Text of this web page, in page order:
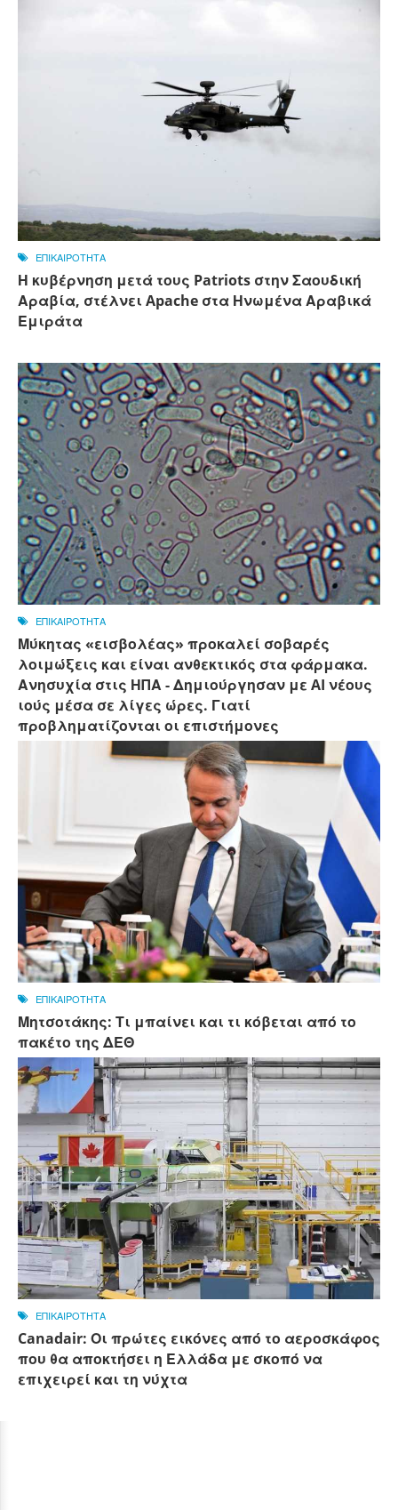
ΕΠΙΚΑΙΡΟΤΗΤΑ
Η κυβέρνηση μετά τους Patriots στην Σαουδική
Αραβία, στέλνει Apache στα Ηνωμένα Αραβικά
Εμιράτα
ΕΠΙΚΑΙΡΟΤΗΤΑ
Μύκητας «εισβολέας» προκαλεί σοβαρές
λοιμώξεις και είναι ανθεκτικός στα φάρμακα.
Ανησυχία στις ΗΠΑ - Δημιούργησαν με AI νέους
ιούς μέσα σε λίγες ώρες. Γιατί
προβληματίζονται οι επιστήμονες
ΕΠΙΚΑΙΡΟΤΗΤΑ
Μητσοτάκης: Τι μπαίνει και τι κόβεται από το
πακέτο της ΔΕΘ
ΕΠΙΚΑΙΡΟΤΗΤΑ
Canadair: Οι πρώτες εικόνες από το αεροσκάφος
που θα αποκτήσει η Ελλάδα με σκοπό να
επιχειρεί και τη νύχτα